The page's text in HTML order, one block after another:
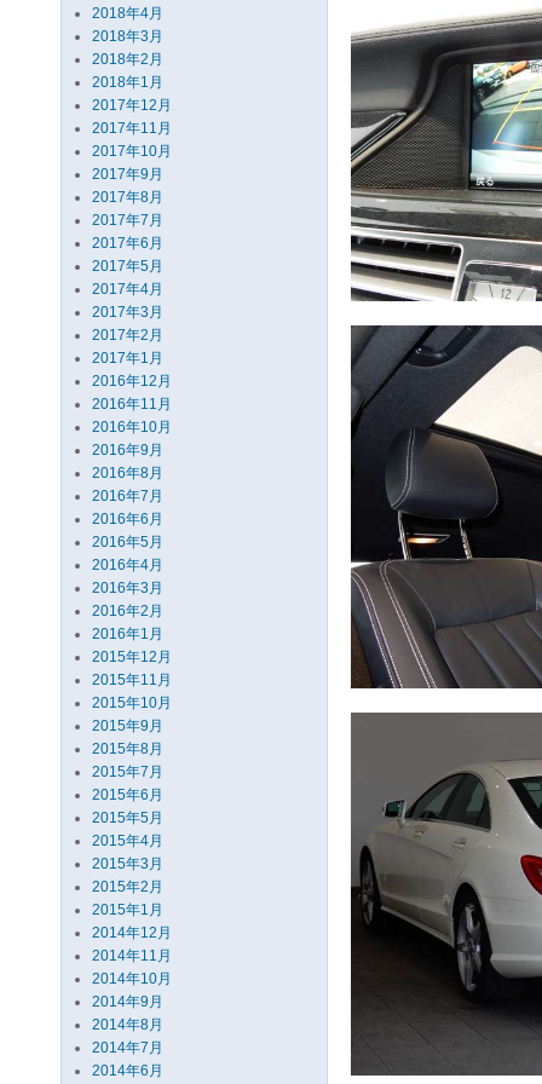
2018年4月
2018年3月
2018年2月
2018年1月
2017年12月
2017年11月
2017年10月
2017年9月
2017年8月
2017年7月
2017年6月
2017年5月
2017年4月
2017年3月
2017年2月
2017年1月
2016年12月
2016年11月
2016年10月
2016年9月
2016年8月
2016年7月
2016年6月
2016年5月
2016年4月
2016年3月
2016年2月
2016年1月
2015年12月
2015年11月
2015年10月
2015年9月
2015年8月
2015年7月
2015年6月
2015年5月
2015年4月
2015年3月
2015年2月
2015年1月
2014年12月
2014年11月
2014年10月
2014年9月
2014年8月
2014年7月
2014年6月